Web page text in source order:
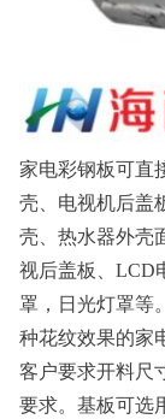
家电彩钢板可直
壳、电视机后盖
壳、热水器外壳
视后盖板、LCD
罩，日光灯罩等
种花纹效果的家
客户要求开料尺
要求。基板可选